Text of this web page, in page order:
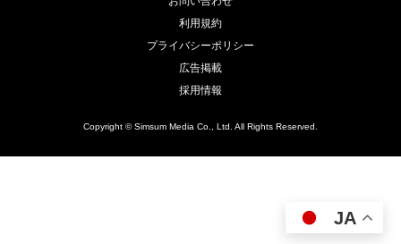
利用規約
プライバシーポリシー
広告掲載
採用情報
Copyright © Simsum Media Co., Ltd. All Rights Reserved.
JA